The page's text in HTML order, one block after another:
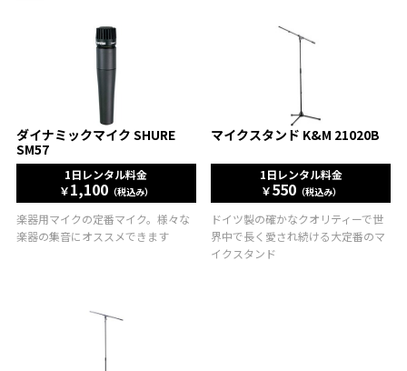
ダイナミックマイク SHURE
SM57
1日レンタル料金
￥1,100（税込み）
楽器用マイクの定番マイク。様々な
楽器の集音にオススメできます
マイクスタンド K&M 21020B
1日レンタル料金
￥550（税込み）
ドイツ製の確かなクオリティーで世
界中で長く愛され続ける大定番のマ
イクスタンド